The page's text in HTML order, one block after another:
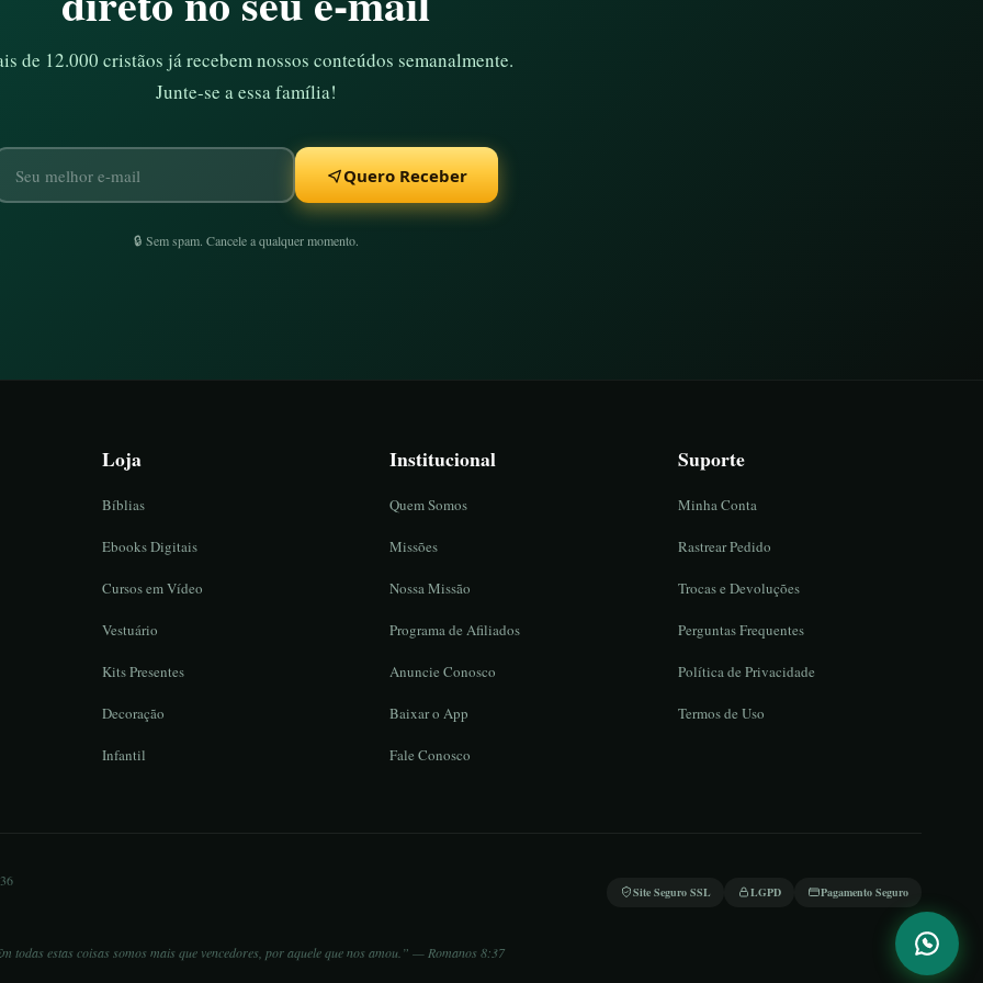
de 12.000 cristãos já recebem nossos conteúdos semanalmente.
Junte-se a essa família!
Quero Receber
🔒 Sem spam. Cancele a qualquer momento.
Loja
Bíblias
Ebooks Digitais
Cursos em Vídeo
Vestuário
Kits Presentes
Decoração
Infantil
Institucional
Quem Somos
Missões
Nossa Missão
Programa de Afiliados
Anuncie Conosco
Baixar o App
Fale Conosco
Suporte
Minha Conta
Rastrear Pedido
Trocas e Devoluções
Perguntas Frequentes
Política de Privacidade
Termos de Uso
Site Seguro SSL LGPD Pagamento Seguro
todas estas coisas somos mais que vencedores, por aquele que nos amou.” — Romanos 8:37